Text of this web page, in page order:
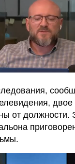
от должности.